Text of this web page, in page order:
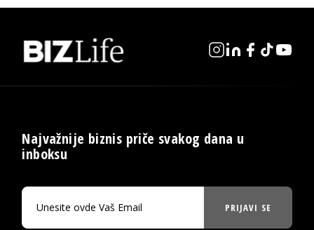
Najvažnije biznis priče svakog dana u
inboksu
PRIJAVI SE